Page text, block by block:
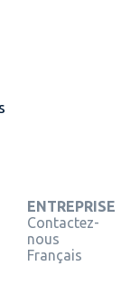
ENTREPRISE
Contactez-
nous
Français